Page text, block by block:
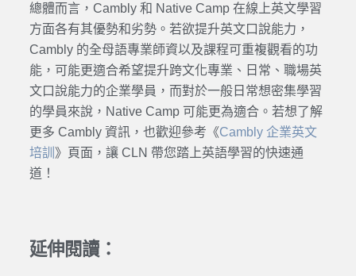
總體而言， Cambly和 Native Camp在線上英文學習
方面各有其優勢和劣勢。若欲提升英文口說能力，
Cambly的全母語專業師資以及課程可重複觀看的功
能，可能更適合希望提升跨文化專業、日常、職場英
文口說能力的企業學員，而對於一般日常想密集學習
的學員來說， Native Camp可能更為適合。若想了解
更多 Cambly資訊，也歡迎參考《Cambly 企業英文
培訓 》頁面，讓 CLN 帶您踏上英語學習的快速通
道！
延伸閱讀：